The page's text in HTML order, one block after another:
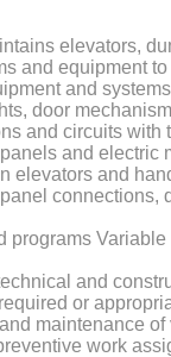
elevators,
and equipment
and
door
and circuits
and electric
elevators and
programs
and
or
maintenance
work